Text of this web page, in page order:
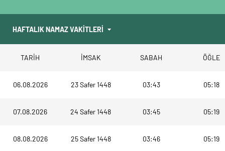
TARİH İMSAK SABAH ÖĞLE
06.08.2026 23 Safer 1448 03:43 05:18
07.08.2026 24 Safer 1448 03:45 05:19
08.08.2026 25 Safer 1448 03:46 05:19